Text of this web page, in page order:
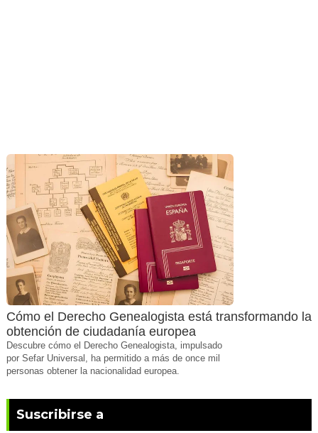
Cómo el Derecho Genealogista está transformando la
obtención de ciudadanía europea
Descubre cómo el Derecho Genealogista, impulsado
por Sefar Universal, ha permitido a más de once mil
personas obtener la nacionalidad europea.
Suscribirse a